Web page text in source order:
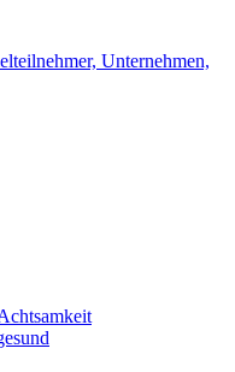
Unternehmen,